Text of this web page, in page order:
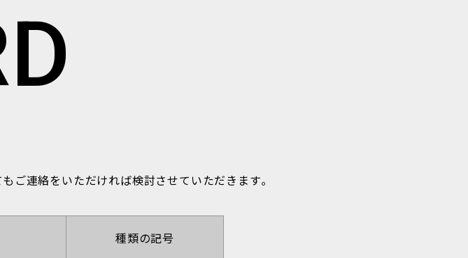
D
ご連絡をいただければ検討させていただきます｡
種類の記号